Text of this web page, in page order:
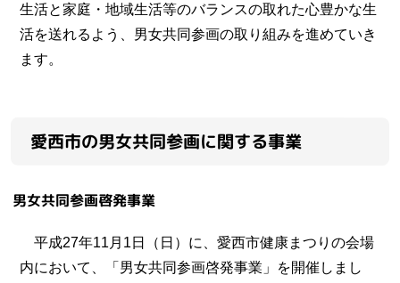
生活と家庭・地域生活等のバランスの取れた心豊かな生
活を送れるよう、男女共同参画の取り組みを進めていき
ます。
愛西市の男女共同参画に関する事業
男女共同参画啓発事業
平成27年11月1日（日）に、愛西市健康まつりの会場
内において、「男女共同参画啓発事業」を開催しまし